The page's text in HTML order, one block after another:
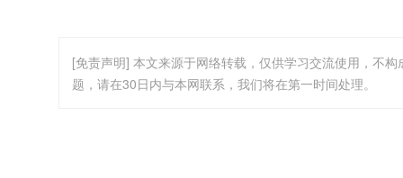
[免责声明] 本文来源于网络转载，仅供学习交流使用，不
题，请在30日内与本网联系，我们将在第一时间处理。